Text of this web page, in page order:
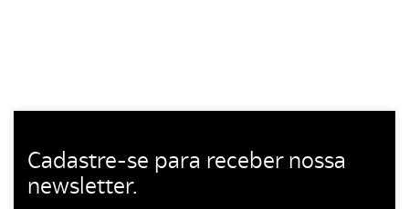
Cadastre-se para receber nossa
newsletter.